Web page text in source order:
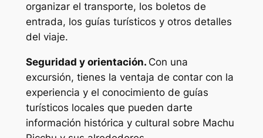
organizar el transporte, los boletos de
entrada, los guías turísticos y otros detalles
del viaje.
Seguridad y orientación. Con una
excursión, tienes la ventaja de contar con la
experiencia y el conocimiento de guías
turísticos locales que pueden darte
información histórica y cultural sobre Machu